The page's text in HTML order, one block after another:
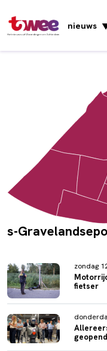
Het nieuws uit Vlaardingen en Schiedam
nieuws
s-
zondag
fietser